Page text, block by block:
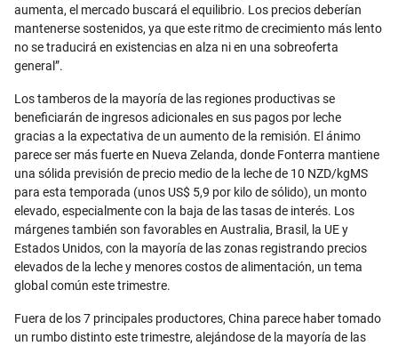
aumenta, el mercado buscará el equilibrio. Los precios deberían
mantenerse sostenidos, ya que este ritmo de crecimiento más lento
no se traducirá en existencias en alza ni en una sobreoferta
general”.
Los tamberos de la mayoría de las regiones productivas se
beneficiarán de ingresos adicionales en sus pagos por leche
gracias a la expectativa de un aumento de la remisión. El ánimo
parece ser más fuerte en Nueva Zelanda, donde Fonterra mantiene
una sólida previsión de precio medio de la leche de 10 NZD/kgMS
para esta temporada (unos US$ 5,9 por kilo de sólido), un monto
elevado, especialmente con la baja de las tasas de interés. Los
márgenes también son favorables en Australia, Brasil, la UE y
Estados Unidos, con la mayoría de las zonas registrando precios
elevados de la leche y menores costos de alimentación, un tema
global común este trimestre.
Fuera de los 7 principales productores, China parece haber tomado
un rumbo distinto este trimestre, alejándose de la mayoría de las